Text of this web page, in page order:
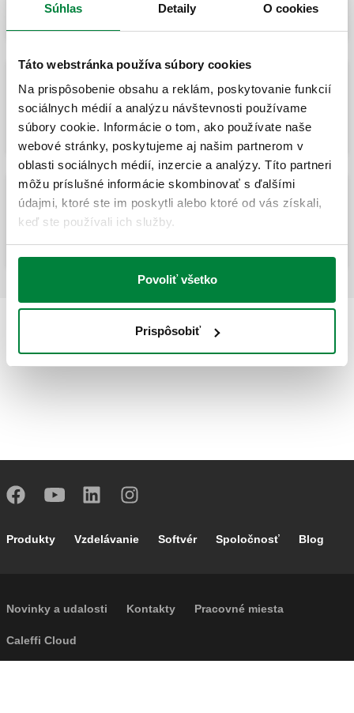
Súhlas Detaily O cookies
Táto webstránka používa súbory cookies
Na prispôsobenie obsahu a reklám, poskytovanie funkcií
sociálnych médií a analýzu návštevnosti používame
súbory cookie. Informácie o tom, ako používate naše
webové stránky, poskytujeme aj našim partnerom v
oblasti sociálnych médií, inzercie a analýzy. Títo partneri
môžu príslušné informácie skombinovať s ďalšími
údajmi, ktoré ste im poskytli alebo ktoré od vás získali,
keď ste používali ich služby.
Povoliť všetko
Prispôsobiť
Solenoidový ventil na plyn, normálne
uzavretý, s ručným resetom.
Solenoidový ventil na plyn, normálne
uzavretý, s ručným resetom. Prírubové
spojenia.
Footer main navigation
Produkty Vzdelávanie Softvér Spoločnosť Blog
Footer secondary navigation
Novinky a udalosti Kontakty Pracovné miesta
Caleffi Cloud